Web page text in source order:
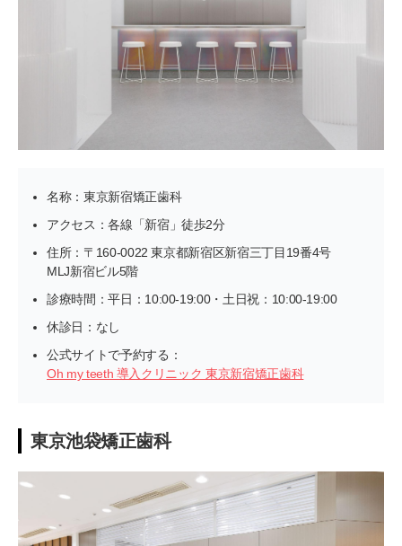
名称：東京新宿矯正歯科
アクセス：各線「新宿」徒歩2分
住所：〒160-0022 東京都新宿区新宿三丁目19番4号
MLJ新宿ビル5階
診療時間：平日：10:00-19:00・土日祝：10:00-19:00
休診日：なし
公式サイトで予約する：
Oh my teeth 導入クリニック 東京新宿矯正歯科
東京池袋矯正歯科